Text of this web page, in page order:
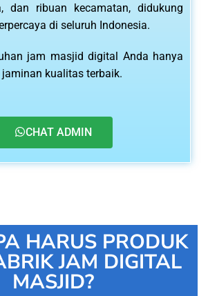
dan ribuan kecamatan, didukung
di seluruh Indonesia.
jam masjid digital Anda hanya
kualitas terbaik.
CHAT ADMIN
HARUS PRODUK
JAM DIGITAL
MASJID?